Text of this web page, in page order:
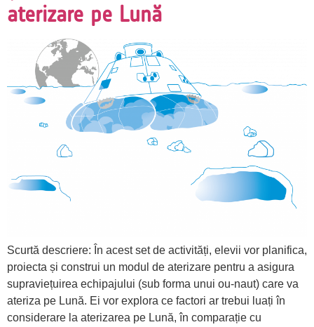
aterizare pe Lună
Scurtă descriere: În acest set de activități, elevii vor planifica,
proiecta și construi un modul de aterizare pentru a asigura
supraviețuirea echipajului (sub forma unui ou-naut) care va
ateriza pe Lună. Ei vor explora ce factori ar trebui luați în
considerare la aterizarea pe Lună, în comparație cu